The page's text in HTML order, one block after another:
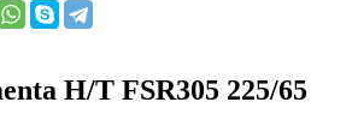
H/T FSR305 225/65